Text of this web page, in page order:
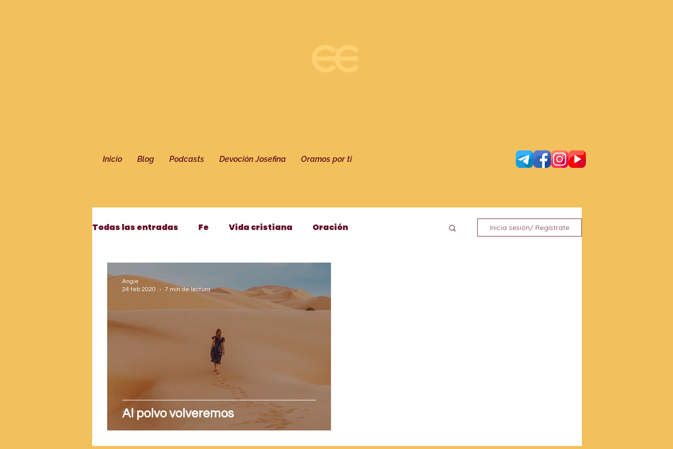
Inicio Blog Podcasts Devoción Josefina Oramos por ti
Todas las entradas Fe Vida cristiana Oración
Catecismo
Apologética Vocación Arte y cultura Santísima Virgen María
Motivación
Adviento y Navidad Soltería
Liturgia Devoción
Inicia sesión/ Regístrate
Al polvo volveremos
Angie
24 feb 2020
7 min de lectura